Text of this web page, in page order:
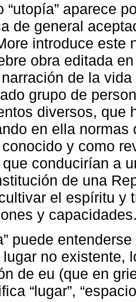
“utopía” aparece
de general
introduce este
obra editada
de la
grupo de
diversos, que
en ella
y como
conducirían a
de una
el espíritu y
y
puede
lugar no existente,
de eu (que en
“lugar”,